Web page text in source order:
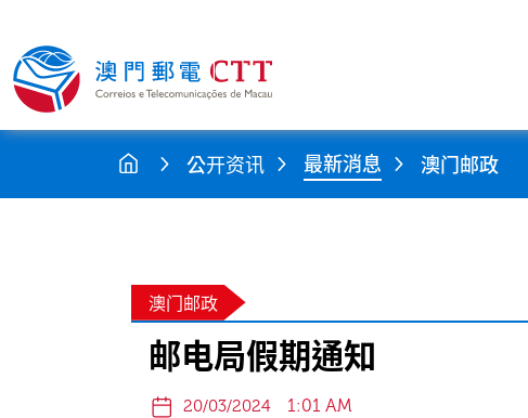
公开资讯 最新消息 澳门邮政
澳门邮政
邮电局假期通知
20/03/2024 1:01 AM